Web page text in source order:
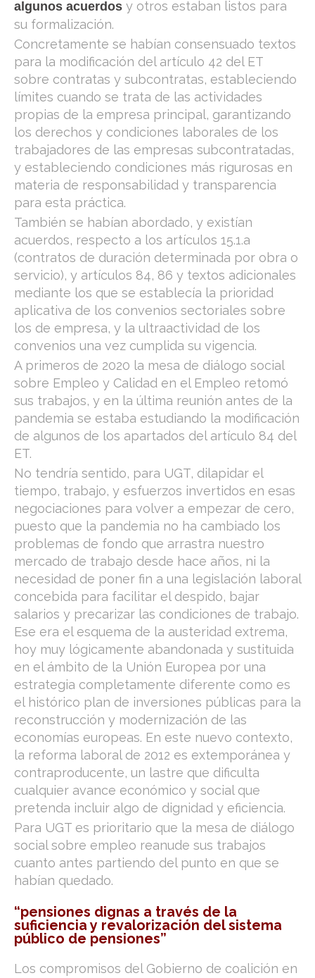
algunos acuerdos y otros estaban listos para
su formalización.
Concretamente se habían consensuado textos
para la modificación del artículo 42 del ET
sobre contratas y subcontratas, estableciendo
límites cuando se trata de las actividades
propias de la empresa principal, garantizando
los derechos y condiciones laborales de los
trabajadores de las empresas subcontratadas,
y estableciendo condiciones más rigurosas en
materia de responsabilidad y transparencia
para esta práctica.
También se habían abordado, y existían
acuerdos, respecto a los artículos 15.1.a
(contratos de duración determinada por obra o
servicio), y artículos 84, 86 y textos adicionales
mediante los que se establecía la prioridad
aplicativa de los convenios sectoriales sobre
los de empresa, y la ultraactividad de los
convenios una vez cumplida su vigencia.
A primeros de 2020 la mesa de diálogo social
sobre Empleo y Calidad en el Empleo retomó
sus trabajos, y en la última reunión antes de la
pandemia se estaba estudiando la modificación
de algunos de los apartados del artículo 84 del
ET.
No tendría sentido, para UGT, dilapidar el
tiempo, trabajo, y esfuerzos invertidos en esas
negociaciones para volver a empezar de cero,
puesto que la pandemia no ha cambiado los
problemas de fondo que arrastra nuestro
mercado de trabajo desde hace años, ni la
necesidad de poner fin a una legislación laboral
concebida para facilitar el despido, bajar
salarios y precarizar las condiciones de trabajo.
Ese era el esquema de la austeridad extrema,
hoy muy lógicamente abandonada y sustituida
en el ámbito de la Unión Europea por una
estrategia completamente diferente como es
el histórico plan de inversiones públicas para la
reconstrucción y modernización de las
economías europeas. En este nuevo contexto,
la reforma laboral de 2012 es extemporánea y
contraproducente, un lastre que dificulta
cualquier avance económico y social que
pretenda incluir algo de dignidad y eficiencia.
Para UGT es prioritario que la mesa de diálogo
social sobre empleo reanude sus trabajos
cuanto antes partiendo del punto en que se
habían quedado.
“pensiones dignas a través de la
suficiencia y revalorización del sistema
público de pensiones”
Los compromisos del Gobierno de coalición en